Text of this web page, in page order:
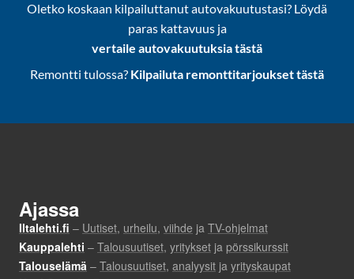
Oletko koskaan kilpailuttanut autovakuutustasi? Löydä
paras kattavuus ja
vertaile autovakuutuksia tästä
Remontti tulossa? Kilpailuta remonttitarjoukset tästä